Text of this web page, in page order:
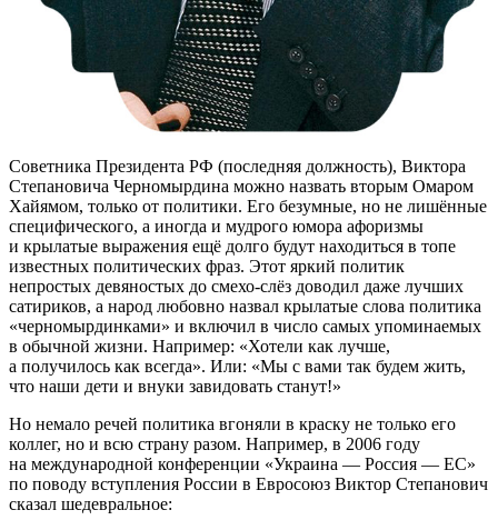
Советника Президента РФ (последняя должность), Виктора
Степановича Черномырдина можно назвать вторым Омаром
Хайямом, только от политики. Его безумные, но не лишённые
специфического, а иногда и мудрого юмора афоризмы
и крылатые выражения ещё долго будут находиться в топе
известных политических фраз. Этот яркий политик
непростых девяностых до смехо-слёз доводил даже лучших
сатириков, а народ любовно назвал крылатые слова политика
«черномырдинками» и включил в число самых упоминаемых
в обычной жизни. Например: «Хотели как лучше,
а получилось как всегда». Или: «Мы с вами так будем жить,
что наши дети и внуки завидовать станут!»
Но немало речей политика вгоняли в краску не только его
коллег, но и всю страну разом. Например, в 2006 году
на международной конференции «Украина — Россия — ЕС»
по поводу вступления России в Евросоюз Виктор Степанович
сказал шедевральное: